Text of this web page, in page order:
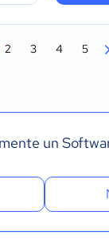
2 3 4 5
un